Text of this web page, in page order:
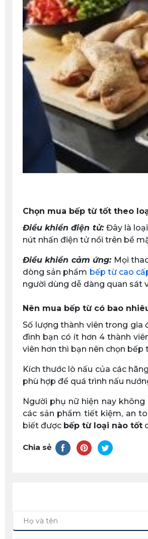
Chọn mua bếp từ tốt theo
Điều khiển điện tử: Đây là
nút nhấn điện tử nổi trên bề
Điều khiển cảm ứng: Mọi
dòng sản phẩm bếp từ cao
người dùng dễ dàng quan sát
Nên mua bếp từ có bao
Số lượng thành viên trong gia
đình bạn có ít hơn 4 thành
viên hơn thì bạn nên chọn bếp
Kích thước lò nấu của các
phù hợp để quá trình nấu
Người phụ nữ hiện nay
các sản phẩm tiết kiệm, an
biết được bếp từ loại nào tốt
Chia sẻ